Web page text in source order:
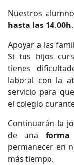
Nuestros
hasta las 14.00h.
Apoyar a las
Si tus hijos
tienes
laboral con la
servicio para
el colegio
Continuarán la
de una forma
permanecer en
más tiempo.